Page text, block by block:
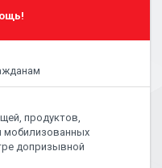
продуктов,
мобилизованных
допризывной